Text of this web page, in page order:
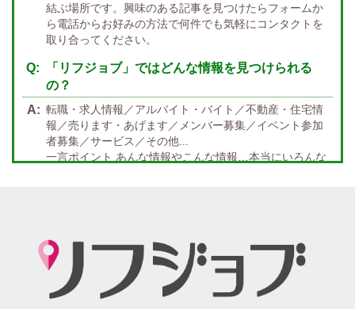
託児所紹介あり 初心者歓迎
資格者優遇
宿泊・送迎あり 50代以上歓迎
経験者優遇
経験者歓迎 未経験者あり
未経験者金着 60代歓迎
中四国 エリア
岡山 鳥取 広島 島根
結ぶ場所です。興味のある記事を見つけたらフォームか
ら電話からお好みの方法で何件でも気軽にコンタクトを
取り合ってください。
「リフジョブ」ではどんな情報を見つけられる
の？
転職・求人情報／アルバイト・バイト／不動産・住宅情
報／売ります・あげます／メンバー募集／イベント参加
者募集／サービス／その他...
一言ポイント あんな情報やこんな情報…本当にいろんな
紙面媒体スポーツ紙のあの広告求人情報から意味深長な
広告!?まで興味のある方もただ眺めてるだけ、という通り
すがりの方へも！もっとkhaosな情報たちを掲載する場所
が欲しい！というお客様の要望を実現、もっと広く発信